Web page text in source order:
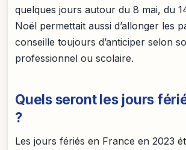
quelques jours autour du 8 mai, du
Noël permettait aussi d’allonger les
conseille toujours d’anticiper selon
professionnel ou scolaire.
Quels seront les jours
?
Les jours fériés en France en 2023